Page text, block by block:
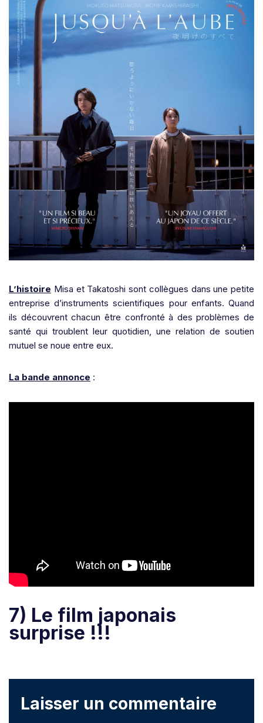
L’histoire Misa et Takatoshi sont collègues dans une petite
entreprise d’instruments scientifiques pour enfants. Quand
ils découvrent chacun être confronté à des problèmes de
santé qui troublent leur quotidien, une relation de soutien
mutuel se noue entre eux.
La bande annonce :
7) Le film japonais
surprise !!!
Laisser un commentaire